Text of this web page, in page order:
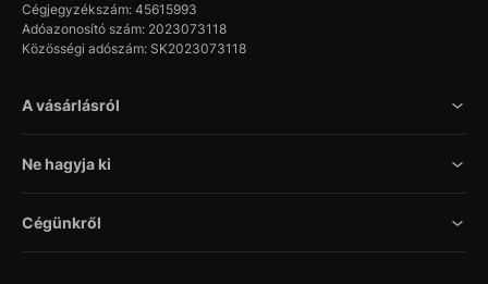
Cégjegyzékszám: 45615993
Adóazonosító szám: 2023073118
Közösségi adószám: SK2023073118
A vásárlásról
Ne hagyja ki
Cégünkről